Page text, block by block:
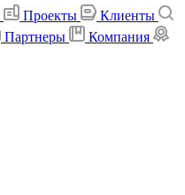
Проекты
Клиенты
Партнеры
Компания